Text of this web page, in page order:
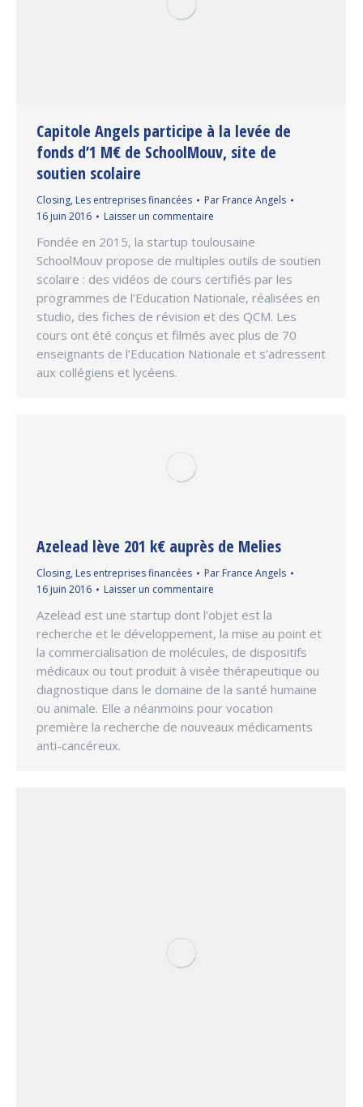
Capitole Angels participe à la levée de
fonds d’1 M€ de SchoolMouv, site de
soutien scolaire
Closing, Les entreprises financées Par France Angels
16 juin 2016
Laisser un commentaire
Fondée en 2015, la startup toulousaine
SchoolMouv propose de multiples outils de soutien
scolaire : des vidéos de cours certifiés par les
programmes de l’Education Nationale, réalisées en
studio, des fiches de révision et des QCM. Les
cours ont été conçus et filmés avec plus de 70
enseignants de l’Education Nationale et s’adressent
aux collégiens et lycéens.
Azelead lève 201 k€ auprès de Melies
Closing, Les entreprises financées Par France Angels
16 juin 2016
Laisser un commentaire
Azelead est une startup dont l’objet est la
recherche et le développement, la mise au point et
la commercialisation de molécules, de dispositifs
médicaux ou tout produit à visée thérapeutique ou
diagnostique dans le domaine de la santé humaine
ou animale. Elle a néanmoins pour vocation
première la recherche de nouveaux médicaments
anti-cancéreux.